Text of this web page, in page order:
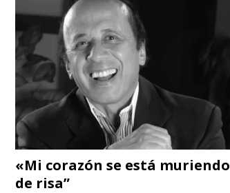
«Mi corazón se está muriendo
de risa”